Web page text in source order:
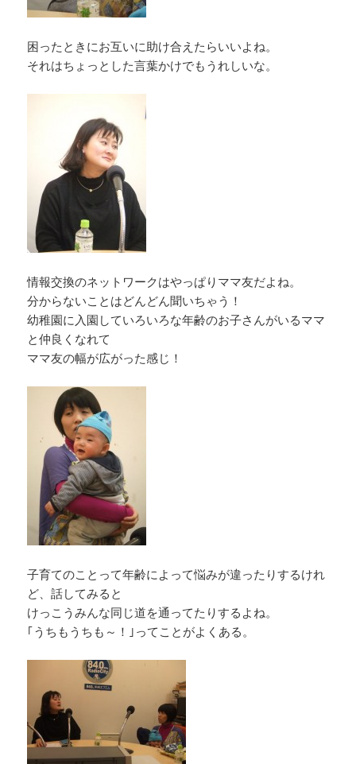
困ったときにお互いに助け合えたらいいよね。
それはちょっとした言葉かけでもうれしいな。
情報交換のネットワークはやっぱりママ友だよね。
分からないことはどんどん聞いちゃう！
幼稚園に入園していろいろな年齢のお子さんがいるママ
と仲良くなれて
ママ友の幅が広がった感じ！
子育てのことって年齢によって悩みが違ったりするけれ
ど、話してみると
けっこうみんな同じ道を通ってたりするよね。
｢うちもうちも～！｣ってことがよくある。